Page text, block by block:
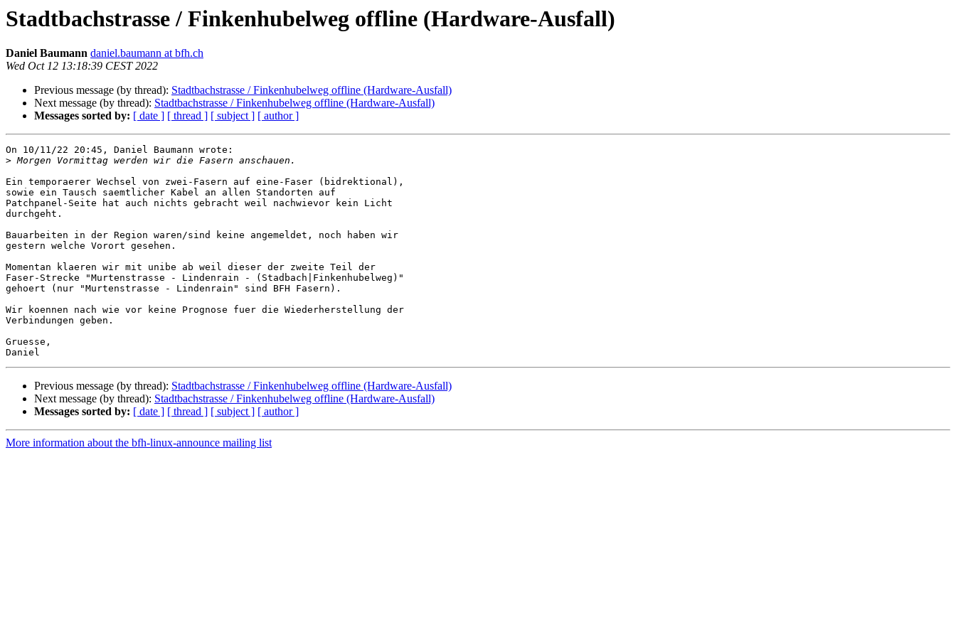
Stadtbachstrasse / Finkenhubelweg offline (Hardware-Ausfall)
Daniel Baumann daniel.baumann at bfh.ch
Wed Oct 12 13:18:39 CEST 2022
Previous message (by thread): Stadtbachstrasse / Finkenhubelweg offline (Hardware-Ausfall)
Next message (by thread): Stadtbachstrasse / Finkenhubelweg offline (Hardware-Ausfall)
Messages sorted by: [ date ] [ thread ] [ subject ] [ author ]
On 10/11/22 20:45, Daniel Baumann wrote:
>
Ein temporaerer Wechsel von zwei-Fasern auf eine-Faser (bidrektional),
sowie ein Tausch saemtlicher Kabel an allen Standorten auf
Patchpanel-Seite hat auch nichts gebracht weil nachwievor kein Licht
durchgeht.
Bauarbeiten in der Region waren/sind keine angemeldet, noch haben wir
gestern welche Vorort gesehen.
Momentan klaeren wir mit unibe ab weil dieser der zweite Teil der
Faser-Strecke "Murtenstrasse - Lindenrain - (Stadbach|Finkenhubelweg)"
gehoert (nur "Murtenstrasse - Lindenrain" sind BFH Fasern).
Wir koennen nach wie vor keine Prognose fuer die Wiederherstellung der
Verbindungen geben.
Gruesse,
Previous message (by thread): Stadtbachstrasse / Finkenhubelweg offline (Hardware-Ausfall)
Next message (by thread): Stadtbachstrasse / Finkenhubelweg offline (Hardware-Ausfall)
Messages sorted by: [ date ] [ thread ] [ subject ] [ author ]
More information about the bfh-linux-announce mailing list